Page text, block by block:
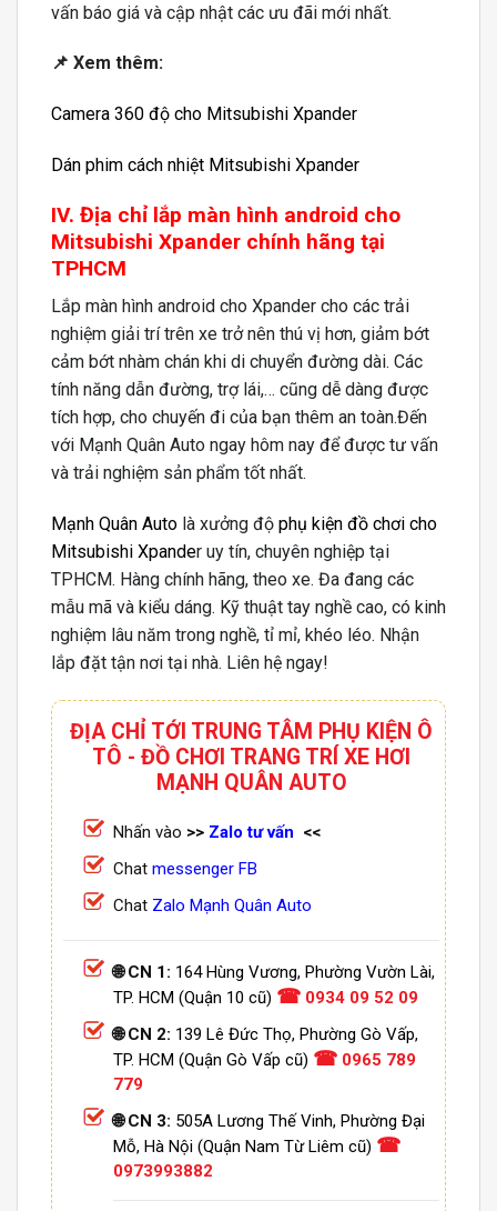
vấn báo giá và cập nhật các ưu đãi mới nhất.
📌 Xem thêm:
Camera 360 độ cho Mitsubishi Xpander
Dán phim cách nhiệt Mitsubishi Xpander
IV. Địa chỉ lắp màn hình android cho
Mitsubishi Xpander chính hãng tại
TPHCM
Lắp màn hình android cho Xpander cho các trải
nghiệm giải trí trên xe trở nên thú vị hơn, giảm bớt
cảm bớt nhàm chán khi di chuyển đường dài. Các
tính năng dẫn đường, trợ lái,… cũng dễ dàng được
tích hợp, cho chuyến đi của bạn thêm an toàn.Đến
với Mạnh Quân Auto ngay hôm nay để được tư vấn
và trải nghiệm sản phẩm tốt nhất.
Mạnh Quân Auto là xưởng độ phụ kiện đồ chơi cho
Mitsubishi Xpander uy tín, chuyên nghiệp tại
TPHCM. Hàng chính hãng, theo xe. Đa đang các
mẫu mã và kiểu dáng. Kỹ thuật tay nghề cao, có kinh
nghiệm lâu năm trong nghề, tỉ mỉ, khéo léo. Nhận
lắp đặt tận nơi tại nhà. Liên hệ ngay!
ĐỊA CHỈ TỚI TRUNG TÂM PHỤ KIỆN Ô
TÔ - ĐỒ CHƠI TRANG TRÍ XE HƠI
MẠNH QUÂN AUTO
Nhấn vào >> Zalo tư vấn <<
Chat messenger FB
Chat Zalo Mạnh Quân Auto
🌐 CN 1: 164 Hùng Vương, Phường Vườn Lài,
TP. HCM (Quận 10 cũ) ☎ 0934 09 52 09
🌐 CN 2: 139 Lê Đức Thọ, Phường Gò Vấp,
TP. HCM (Quận Gò Vấp cũ) ☎ 0965 789
779
🌐 CN 3: 505A Lương Thế Vinh, Phường Đại
Mỗ, Hà Nội (Quận Nam Từ Liêm cũ) ☎
0973993882